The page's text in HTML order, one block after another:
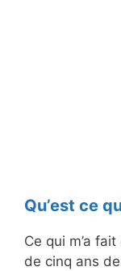
Qu’est ce
Ce qui m’a
de cinq ans